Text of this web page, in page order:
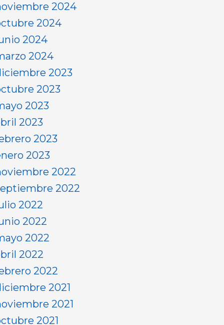
2024
2024
2024
2024
2023
2023
2023
2023
2023
2023
2022
2022
2022
2022
2022
2022
2022
2021
2021
2021